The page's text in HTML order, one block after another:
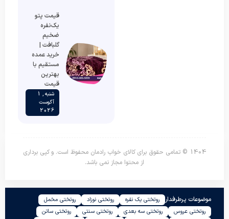
قیمت پتو
یک‌نفره
ضخیم
گلبافت |
خرید عمده
مستقیم با
بهترین
قیمت
شنبه , 1
آگوست
2026
1404 © تمامی حقوق برای کالای خواب رادمان محفوظ است. و کپی برداری
از محتوا مجاز نمی باشد.
موضوعات پرطرفدار روتختی یک نفره روتختی نوزاد
روتختی مخمل
روتختی عروس
روتختی سه بعدی روتختی سنتی
روتختی ساتن